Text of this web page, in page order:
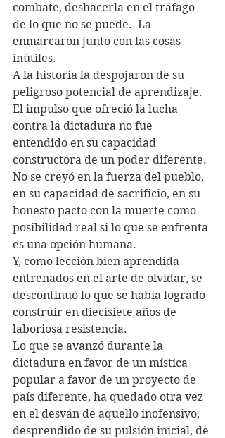
combate, deshacerla en el tráfago
de lo que no se puede.  La
enmarcaron junto con las cosas
inútiles.
A la historia la despojaron de su
peligroso potencial de aprendizaje.
El impulso que ofreció la lucha
contra la dictadura no fue
entendido en su capacidad
constructora de un poder diferente.
No se creyó en la fuerza del pueblo,
en su capacidad de sacrificio, en su
honesto pacto con la muerte como
posibilidad real si lo que se enfrenta
es una opción humana.
Y, como lección bien aprendida
entrenados en el arte de olvidar, se
descontinuó lo que se había logrado
construir en diecisiete años de
laboriosa resistencia.
Lo que se avanzó durante la
dictadura en favor de un mística
popular a favor de un proyecto de
país diferente, ha quedado otra vez
en el desván de aquello inofensivo,
desprendido de su pulsión inicial, de